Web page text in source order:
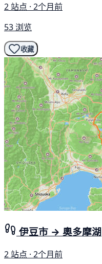
2 站点 · 2个月前
53 浏览
收藏
伊豆市 → 奧多摩湖
2 站点 · 2个月前